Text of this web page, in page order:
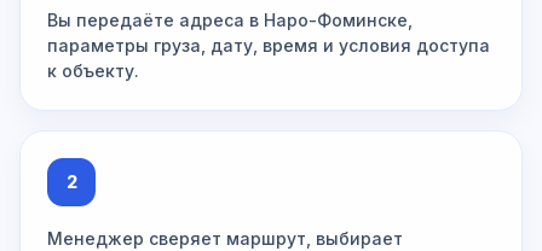
Вы передаёте адреса в Наро-Фоминске,
параметры груза, дату, время и условия доступа
к объекту.
2
Менеджер сверяет маршрут, выбирает